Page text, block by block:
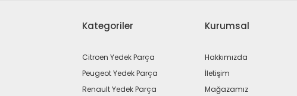
Kategoriler
Citroen Yedek Parça
Peugeot Yedek Parça
Renault Yedek Parça
Kurumsal
Hakkımızda
İletişim
Mağazamız